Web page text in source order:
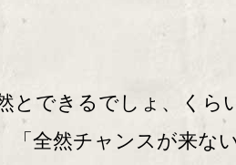
とできるでしょ、くら
「全然チャンスが来な